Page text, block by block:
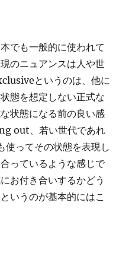
でも一般的に使われて
のニュアンスは人や世
というのは、他に
態を想定しない正式な
状態になる前の良い感
out、若い世代であれ
ってその状態を表現し
っているような感じで
お付き合いするかどう
いうのが基本的にはこ